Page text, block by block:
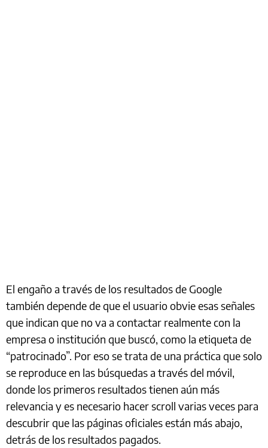
El engaño a través de los resultados de Google
también depende de que el usuario obvie esas señales
que indican que no va a contactar realmente con la
empresa o institución que buscó, como la etiqueta de
“patrocinado”. Por eso se trata de una práctica que solo
se reproduce en las búsquedas a través del móvil,
donde los primeros resultados tienen aún más
relevancia y es necesario hacer scroll varias veces para
descubrir que las páginas oficiales están más abajo,
detrás de los resultados pagados.